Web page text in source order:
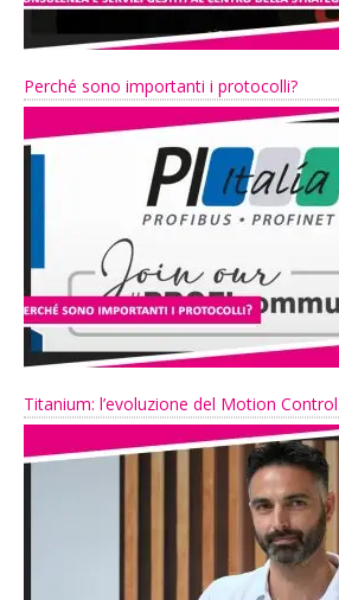
Perché sono importanti i protocolli?
Titanium: l’evoluzione del Motion Control